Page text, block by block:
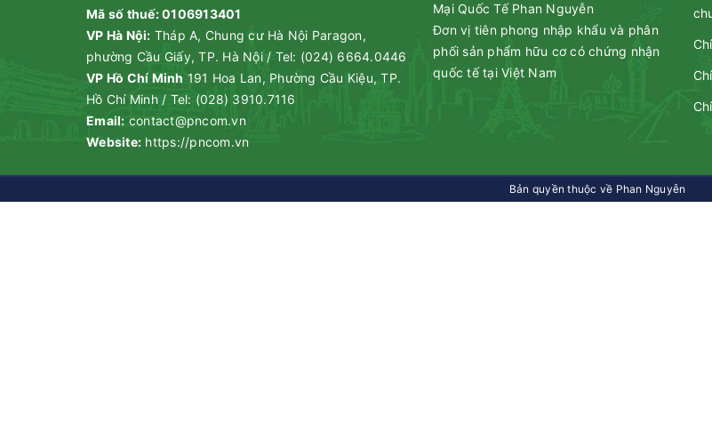
Mã số thuế: 0106913401
VP Hà Nội: Tháp A, Chung cư Hà Nội Paragon,
phường Cầu Giấy, TP. Hà Nội/ Tel: (024) 6664.0446
VP Hồ Chí Minh 191 Hoa Lan, Phường Cầu Kiệu, TP.
Hồ Chí Minh / Tel: (028) 3910.7116
Email: contact@pncom.vn
Website: https://pncom.vn
Mại Quốc Tế Phan Nguyễn
Đơn vị tiên phong nhập khẩu và phân
phối sản phẩm hữu cơ có chứng nhận
quốc tế tại Việt Nam
Bản quyền thuộc về Phan Nguyễn